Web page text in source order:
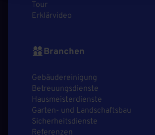
Tour
Erklärvideo
Branchen
Gebäudereinigung
Betreuungsdienste
Hausmeisterdienste
Garten- und Landschaftsbau
Sicherheitsdienste
Referenzen